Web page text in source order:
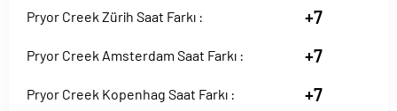
Pryor Creek Zürih Saat Farkı : +7
Pryor Creek Amsterdam Saat Farkı : +7
Pryor Creek Kopenhag Saat Farkı : +7